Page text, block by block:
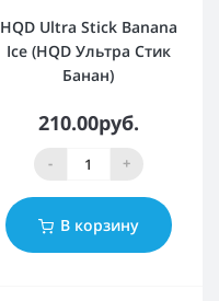
HQD Ultra Stick Banana
Ice (HQD Ультра Стик
Банан)
210.00руб.
- +
В корзину